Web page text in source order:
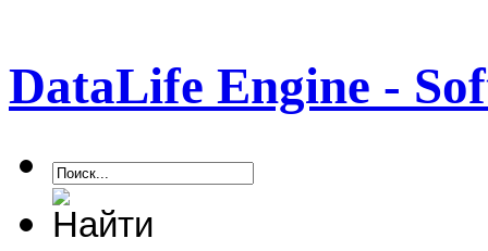
DataLife Engine -